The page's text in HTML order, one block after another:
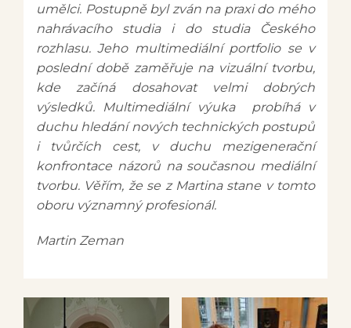
umělci. Postupně byl zván na praxi do mého
nahrávacího studia i do studia Českého
rozhlasu. Jeho multimediální portfolio se v
poslední době zaměřuje na vizuální tvorbu,
kde začíná dosahovat velmi dobrých
výsledků. Multimediální výuka probíhá v
duchu hledání nových technických postupů
i tvůrčích cest, v duchu mezigenerační
konfrontace názorů na současnou mediální
tvorbu. Věřím, že se z Martina stane v tomto
oboru významný profesionál.
Martin Zeman